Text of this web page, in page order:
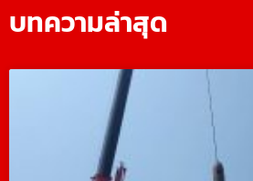
บทความล่าสุด